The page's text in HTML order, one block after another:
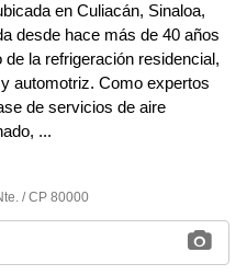
en Culiacán, Sinaloa,
desde hace más de 40 años
de la refrigeración residencial,
automotriz. Como expertos
de servicios de aire
...
/ CP 80000